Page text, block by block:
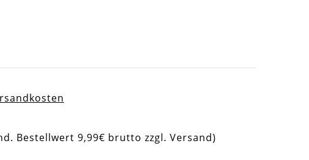
Bestellwert 9,99€ brutto zzgl. Versand)